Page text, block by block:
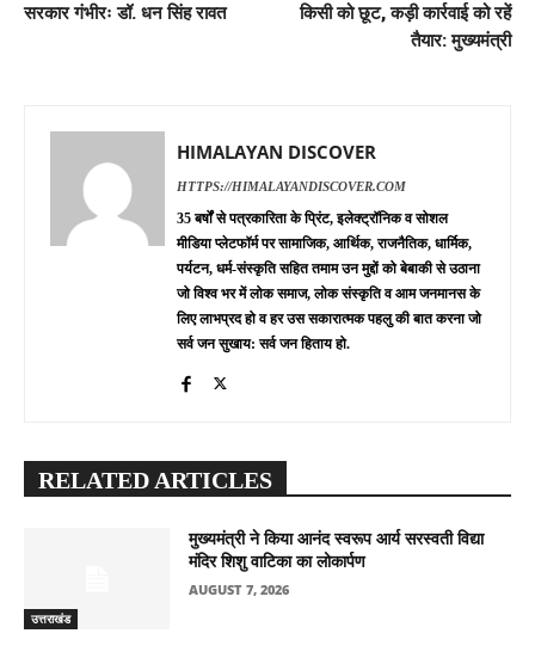
सरकार गंभीरः डॉ. धन सिंह रावत
किसी को छूट, कड़ी कार्रवाई को रहें
तैयार: मुख्यमंत्री
HIMALAYAN DISCOVER
HTTPS://HIMALAYANDISCOVER.COM
35 बर्षों से पत्रकारिता के प्रिंट, इलेक्ट्रॉनिक व सोशल
मीडिया प्लेटफॉर्म पर सामाजिक, आर्थिक, राजनैतिक, धार्मिक,
पर्यटन, धर्म-संस्कृति सहित तमाम उन मुद्दों को बेबाकी से उठाना
जो विश्व भर में लोक समाज, लोक संस्कृति व आम जनमानस के
लिए लाभप्रद हो व हर उस सकारात्मक पहलु की बात करना जो
सर्व जन सुखाय: सर्व जन हिताय हो.
RELATED ARTICLES
उत्तराखंड
मुख्यमंत्री ने किया आनंद स्वरूप आर्य सरस्वती विद्या
मंदिर शिशु वाटिका का लोकार्पण
AUGUST 7, 2026